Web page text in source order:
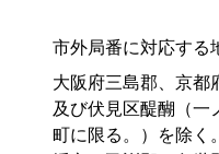
市外局番に対応する
大阪府三島郡、京都
及び伏見区醍醐（一
町に限る。）を除く